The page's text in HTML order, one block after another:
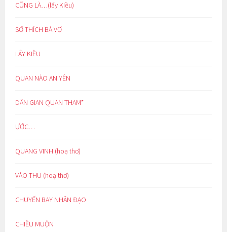
CŨNG LÀ…(lẩy Kiều)
SỞ THÍCH BÁ VƠ
LẨY KIỀU
QUAN NÀO AN YÊN
DÂN GIAN QUAN THAM*
ƯỚC…
QUANG VINH (hoạ thơ)
VÀO THU (hoạ thơ)
CHUYẾN BAY NHÂN ĐẠO
CHIỀU MUỘN